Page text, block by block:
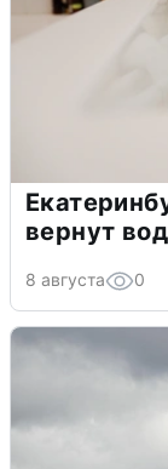
вернут
8 августа 0